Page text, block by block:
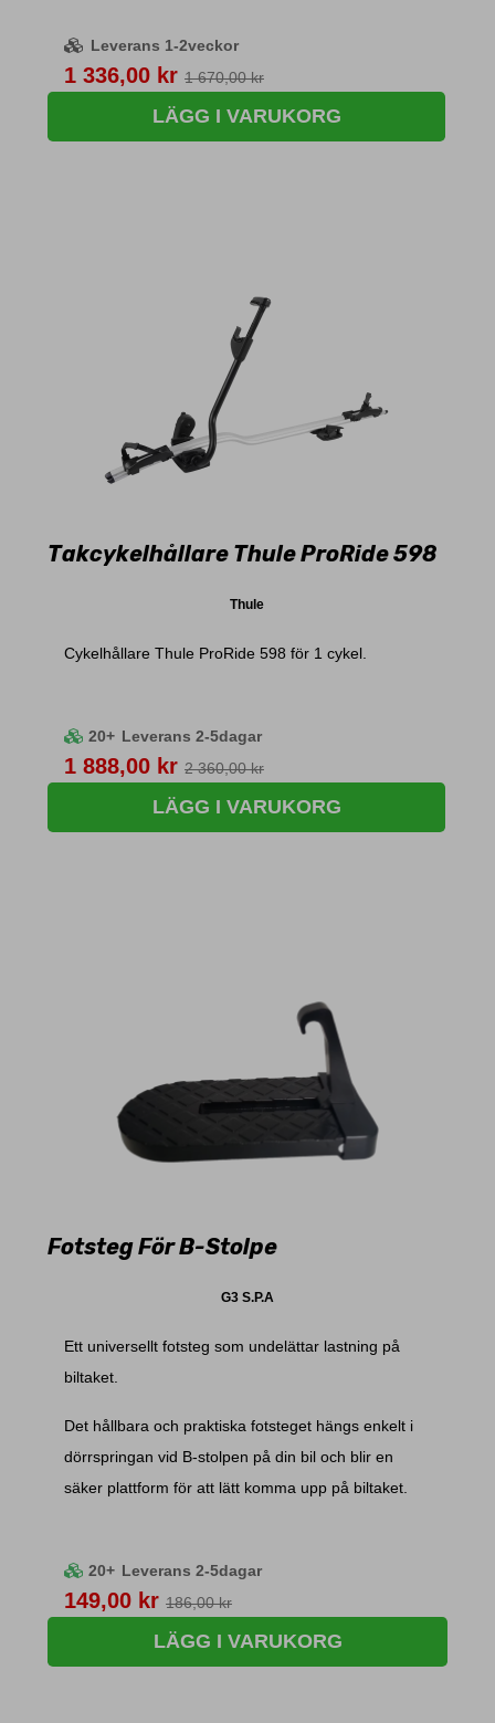
Leverans 1-2veckor
Pris
1 336,00 kr 1 670,00 kr
LÄGG I VARUKORG
Takcykelhållare Thule ProRide 598
Thule
Cykelhållare Thule ProRide 598 för 1 cykel.
20+ Leverans 2-5dagar
Pris
1 888,00 kr 2 360,00 kr
LÄGG I VARUKORG
Fotsteg För B-Stolpe
G3 S.P.A
Ett universellt fotsteg som undelättar lastning på
biltaket.
Det hållbara och praktiska fotsteget hängs enkelt i
dörrspringan vid B-stolpen på din bil och blir en
säker plattform för att lätt komma upp på biltaket.
20+ Leverans 2-5dagar
Pris
149,00 kr 186,00 kr
LÄGG I VARUKORG